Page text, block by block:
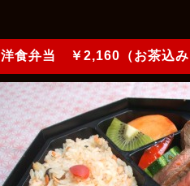
洋食弁当 ￥2,160（お茶込み